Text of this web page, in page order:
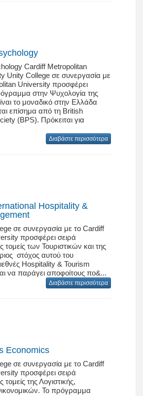
Cardiff Metropolitan
Unity College σε συνεργασία με
University προσφέρει
στην Ψυχολογία της
το μοναδικό στην Ελλάδα
επίσημα από τη British
(BPS). Πρόκειται για
Διαβάστε περισσότερα
Hospitality &
σε συνεργασία με το Cardiff
προσφέρει σειρά
των Τουριστικών και της
στόχος αυτού του
Hospitality & Tourism
να παράγει αποφοίτους πο&...
Διαβάστε περισσότερα
Economics
σε συνεργασία με το Cardiff
προσφέρει σειρά
της Λογιστικής,
Το πρόγραμμα